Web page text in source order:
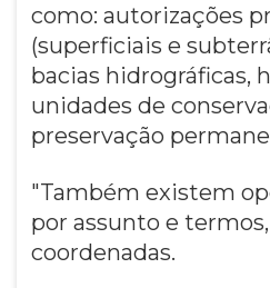
como: autorizações
(superficiais e
bacias hidrográficas,
unidades de
preservação
"Também existem
por assunto e
coordenadas.